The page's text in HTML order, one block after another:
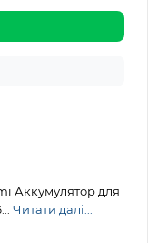
Аккумулятор для
Читати далі...